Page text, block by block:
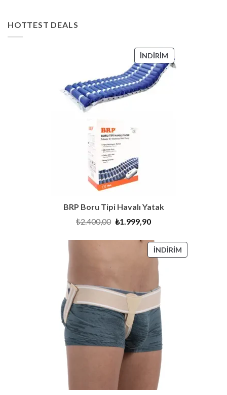
HOTTEST DEALS
İNDIRIM
ÜRÜN
BRP Boru Tipi Havalı Yatak
₺2.400,00 Orijinal
₺1.999,90Şu
₺1.999,90.
İNDIRIMİNDIRIMDEKI
ÜRÜN